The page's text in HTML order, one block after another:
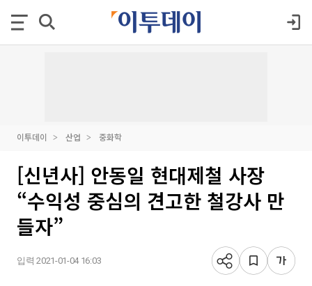
이투데이 산업 중화학
[신년사] 안동일 현대제철 사장
“수익성 중심의 견고한 철강사 만
들자”
입력 2021-01-04 16:03